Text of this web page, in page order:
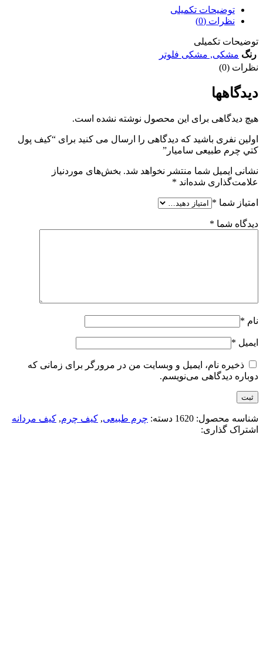
توضیحات تکمیلی
نظرات (0)
توضیحات تکمیلی
رنگ مشکی, مشکی فلوتر
نظرات (0)
دیدگاهها
هیچ دیدگاهی برای این محصول نوشته نشده است.
اولین نفری باشید که دیدگاهی را ارسال می کنید برای “کيف پول
کتي چرم طبیعی ساميار”
نشانی ایمیل شما منتشر نخواهد شد. بخش‌های موردنیاز
علامت‌گذاری شده‌اند *
امتیاز شما *
دیدگاه شما *
نام *
ایمیل *
ذخیره نام، ایمیل و وبسایت من در مرورگر برای زمانی که
دوباره دیدگاهی می‌نویسم.
شناسه محصول: 1620 دسته: چرم طبیعی, کیف چرم, کیف مردانه
اشتراک گذاری: